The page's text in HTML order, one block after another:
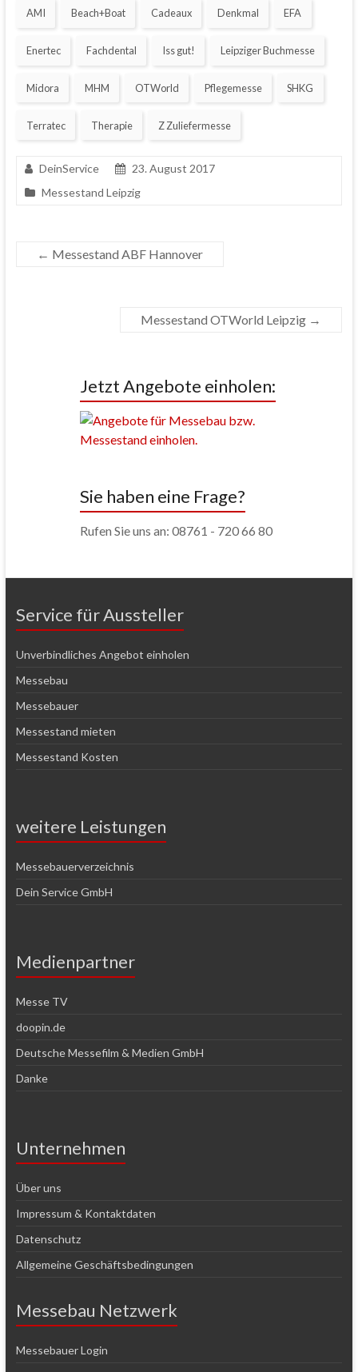
AMI Beach+Boat Cadeaux Denkmal EFA
Enertec Fachdental Iss gut! Leipziger Buchmesse
Midora MHM OTWorld Pflegemesse SHKG
Terratec Therapie Z Zuliefermesse
DeinService
23. August 2017
Messestand Leipzig
← Messestand ABF Hannover
Messestand OTWorld Leipzig →
Jetzt Angebote einholen:
Sie haben eine Frage?
Rufen Sie uns an: 08761 - 720 66 80
Service für Aussteller
Unverbindliches Angebot einholen
Messebau
Messebauer
Messestand mieten
Messestand Kosten
weitere Leistungen
Messebauerverzeichnis
Dein Service GmbH
Medienpartner
Messe TV
doopin.de
Deutsche Messefilm & Medien GmbH
Danke
Unternehmen
Über uns
Impressum & Kontaktdaten
Datenschutz
Allgemeine Geschäftsbedingungen
Messebau Netzwerk
Messebauer Login